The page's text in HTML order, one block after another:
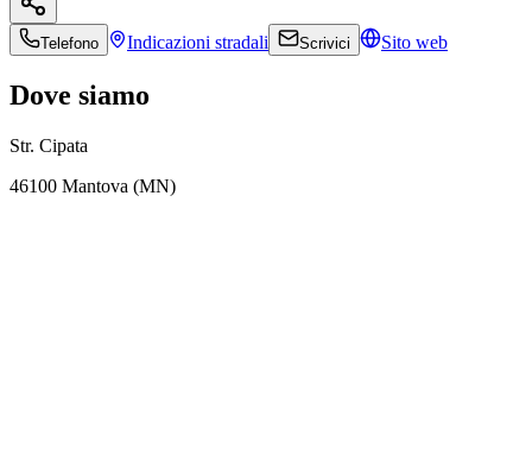
Telefono Indicazioni stradali Scrivici Sito web
Dove siamo
Str. Cipata
46100 Mantova (MN)